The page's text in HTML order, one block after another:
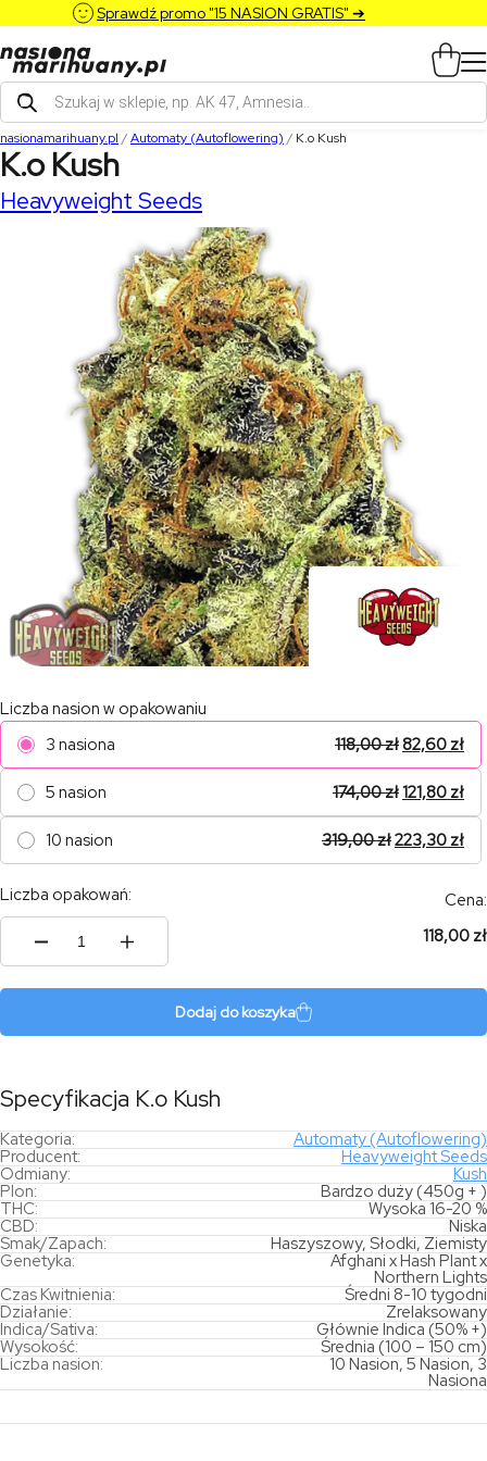
Sprawdź promo "15 NASION GRATIS" ➔
Wyszukiwarka
produktów
nasionamarihuany.pl /Automaty (Autoflowering) / K.o Kush
K.o Kush
Heavyweight Seeds
Liczba nasion w opakowaniu
3 nasiona
118,00zł82,60 zł
5 nasion 174,00zł121,80 zł
10 nasion 319,00zł223,30 zł
Liczba opakowań:
ilość
Cena:
118,00 zł
Dodaj do koszyka
Specyfikacja K.o Kush
Kategoria:
Automaty (Autoflowering)
Producent:
Heavyweight Seeds
Odmiany:
Kush
Plon:
Bardzo duży (450g + )
THC:
Wysoka 16-20 %
CBD:
Niska
Smak/Zapach:
Haszyszowy, Słodki, Ziemisty
Genetyka:
Afghani x Hash Plant x
Northern Lights
Czas Kwitnienia:
Średni 8-10 tygodni
Działanie:
Zrelaksowany
Indica/Sativa:
Głównie Indica (50% +)
Wysokość:
Średnia (100 – 150 cm)
Liczba nasion:
10 Nasion, 5 Nasion, 3
Nasiona